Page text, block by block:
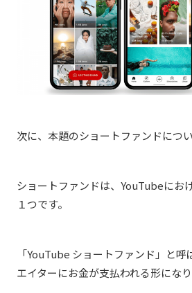
次に、本題のショートファンドにつ
ショートファンドは、YouTubeにお
１つです。
「YouTube ショートファンド」と
エイターにお金が支払われる形になり